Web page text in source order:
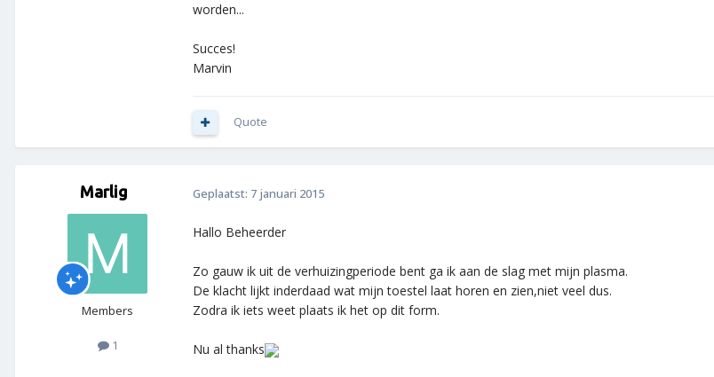
worden...
Succes!
Marvin
Quote
Marlig
Members
1
Geplaatst: 7 januari 2015
Hallo Beheerder
Zo gauw ik uit de verhuizingperiode bent ga ik aan de slag met mijn plasma.
De klacht lijkt inderdaad wat mijn toestel laat horen en zien,niet veel dus.
Zodra ik iets weet plaats ik het op dit form.
Nu al thanks